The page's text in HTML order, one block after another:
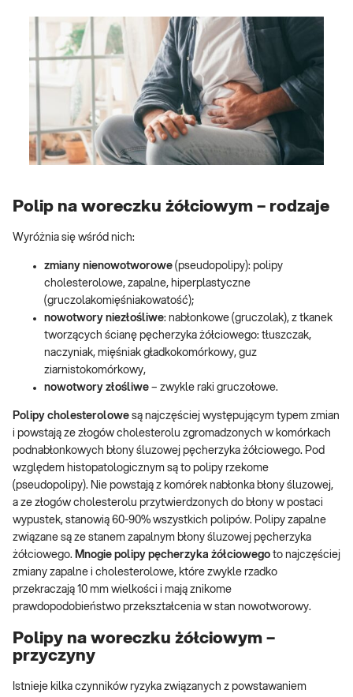
Polip na woreczku żółciowym – rodzaje
Wyróżnia się wśród nich:
zmiany nienowotworowe (pseudopolipy): polipy
cholesterolowe, zapalne, hiperplastyczne
(gruczolakomięśniakowatość);
nowotwory niezłośliwe: nabłonkowe (gruczolak), z tkanek
tworzących ścianę pęcherzyka żółciowego: tłuszczak,
naczyniak, mięśniak gładkokomórkowy, guz
ziarnistokomórkowy,
nowotwory złośliwe – zwykle raki gruczołowe.
Polipy cholesterolowe są najczęściej występującym typem zmian
i powstają ze złogów cholesterolu zgromadzonych w komórkach
podnabłonkowych błony śluzowej pęcherzyka żółciowego. Pod
względem histopatologicznym są to polipy rzekome
(pseudopolipy). Nie powstają z komórek nabłonka błony śluzowej,
a ze złogów cholesterolu przytwierdzonych do błony w postaci
wypustek, stanowią 60-90% wszystkich polipów. Polipy zapalne
związane są ze stanem zapalnym błony śluzowej pęcherzyka
żółciowego. Mnogie polipy pęcherzyka żółciowego to najczęściej
zmiany zapalne i cholesterolowe, które zwykle rzadko
przekraczają 10 mm wielkości i mają znikome
prawdopodobieństwo przekształcenia w stan nowotworowy.
Polipy na woreczku żółciowym –
przyczyny
Istnieje kilka czynników ryzyka związanych z powstawaniem